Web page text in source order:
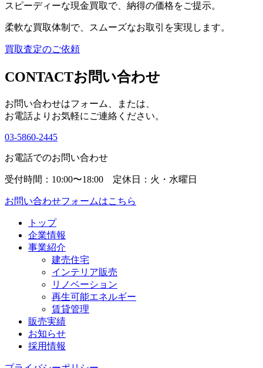
スピーディーな現金買取で、納得の価格をご提示。
柔軟な買取体制で、スムーズなお取引を実現します。
買取査定のご依頼
CONTACTお問い合わせ
お問い合わせはフォーム、または、
お電話よりお気軽にご連絡ください。
03-5860-2445
お電話でのお問い合わせ
受付時間：10:00〜18:00 定休日：火・水曜日
お問い合わせフォームはこちら
トップ
企業情報
事業紹介
建売住宅
インテリア販売
リノベーション
再生可能エネルギー
賃貸管理
販売実績
お知らせ
採用情報